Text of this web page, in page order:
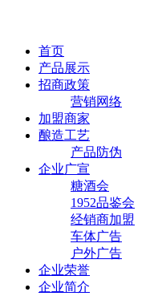
首页
产品展示
招商政策
营销网络
加盟商家
酿造工艺
产品防伪
企业广宣
糖酒会
1952品鉴会
经销商加盟
车体广告
户外广告
企业荣誉
企业简介